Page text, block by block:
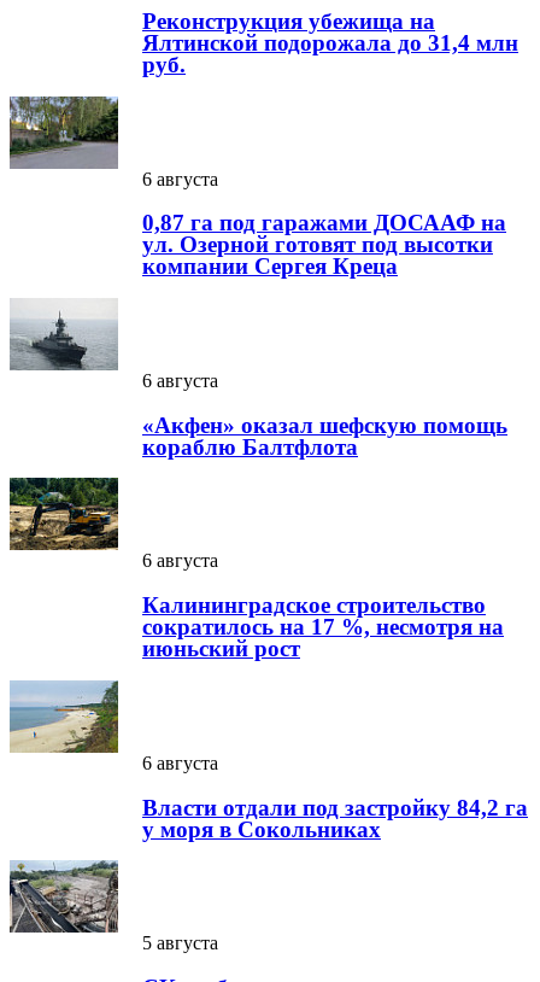
Реконструкция убежища на
Ялтинской подорожала до 31,4 млн
руб.
6 августа
0,87 га под гаражами ДОСААФ на
ул. Озерной готовят под высотки
компании Сергея Креца
6 августа
«Акфен» оказал шефскую помощь
кораблю Балтфлота
6 августа
Калининградское строительство
сократилось на 17 %, несмотря на
июньский рост
6 августа
Власти отдали под застройку 84,2 га
у моря в Сокольниках
5 августа